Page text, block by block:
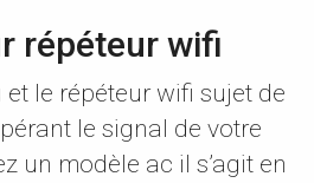
répéteur wifi
le répéteur wifi sujet de
le signal de votre
un modèle ac il s’agit en